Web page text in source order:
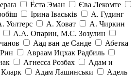
Ёста Эман
Єва Лекомте
Ірина Іваськів
А. Гудинг
Уолтерс А. Ховат
А. Чиркин
А.А. Опарин, М.С. Зозулин
Аад ван де Санде
Абетка
Авраам Ицхак Радбиль
Агнесса Розбах
Адам и
Адам Лашинськи
Адель